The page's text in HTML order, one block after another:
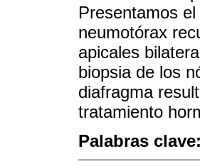
Presentamos
neumotórax
apicales
biopsia de los
diafragma
tratamiento
Palabras clave: